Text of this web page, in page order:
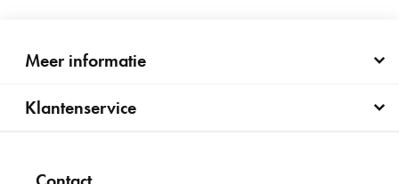
Meer informatie
Klantenservice